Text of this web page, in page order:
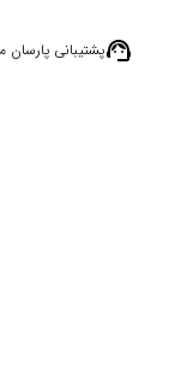
support_agentپشتیبانی پارسان